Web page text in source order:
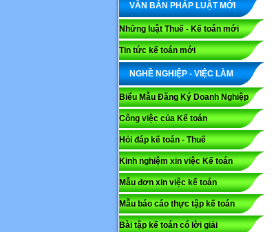
VĂN BẢN PHÁP LUẬT MỚI
Những luật Thuế - Kế toán mới
Tin tức kế toán mới
NGHỀ NGHIỆP - VIỆC LÀM
Biểu Mẫu Đăng Ký Doanh Nghiệp
Công việc của Kế toán
Hỏi đáp kế toán - Thuế
Kinh nghiệm xin việc Kế toán
Mẫu đơn xin việc kế toán
Mẫu báo cáo thực tập kế toán
Bài tập kế toán có lời giải